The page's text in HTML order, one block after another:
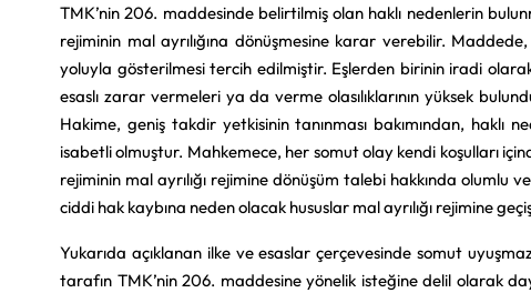
TMK’nin 206. maddesinde belirtilmiş olan haklı nedenlerin
rejiminin mal ayrılığına dönüşmesine karar verebilir.
yoluyla gösterilmesi tercih edilmiştir. Eşlerden birinin iradi
esaslı zarar vermeleri ya da verme olasılıklarının yüksek
Hakime, geniş takdir yetkisinin tanınması bakımından, haklı
isabetli olmuştur. Mahkemece, her somut olay kendi koşulları
rejiminin mal ayrılığı rejimine dönüşüm talebi hakkında
ciddi hak kaybına neden olacak hususlar mal ayrılığı rejimine
Yukarıda açıklanan ilke ve esaslar çerçevesinde somut
tarafın TMK’nin 206. maddesine yönelik isteğine delil olarak